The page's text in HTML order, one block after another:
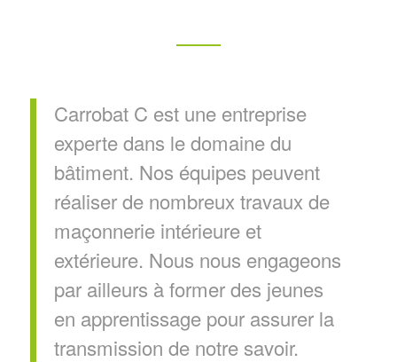
Carrobat C est une entreprise
experte dans le domaine du
bâtiment. Nos équipes peuvent
réaliser de nombreux travaux de
maçonnerie intérieure et
extérieure. Nous nous engageons
par ailleurs à former des jeunes
en apprentissage pour assurer la
transmission de notre savoir.